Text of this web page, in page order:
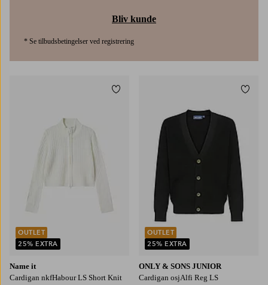
Bliv kunde
* Se tilbudsbetingelser ved registrering
Name it
Cardigan nkfHabour LS Short Knit
OUTLET
25% EXTRA
Tilføj til favoritter
ONLY & SONS JUNIOR
Cardigan osjAlfi Reg LS
OUTLET
25% EXTRA
134/140146-152 158/164